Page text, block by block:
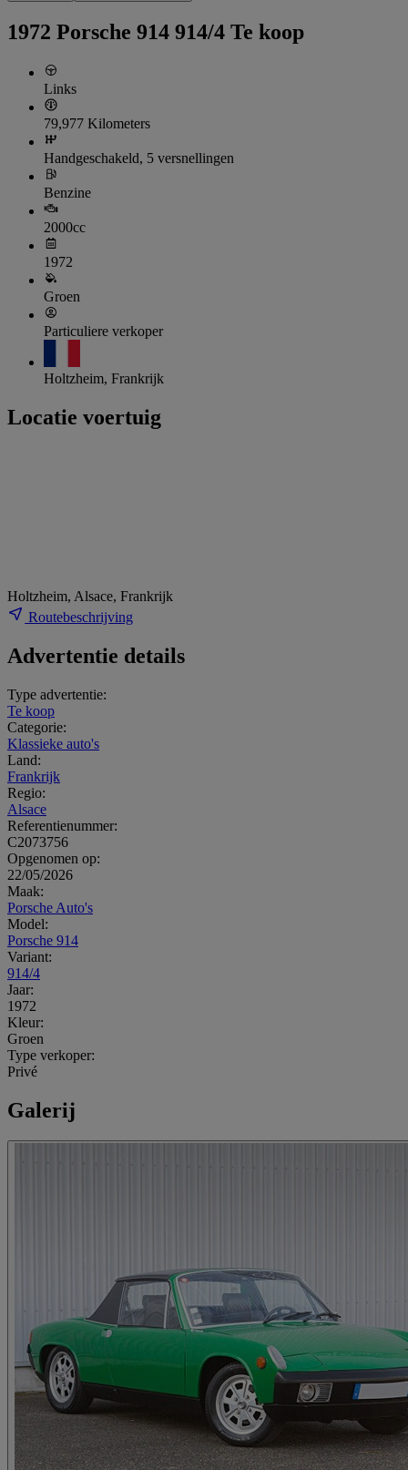
1972 Porsche 914 914/4 Te koop
Links
79,977 Kilometers
Handgeschakeld, 5 versnellingen
Benzine
2000cc
1972
Groen
Particuliere verkoper
Holtzheim, Frankrijk
Locatie voertuig
Holtzheim, Alsace, Frankrijk
Routebeschrijving
Advertentie details
Type advertentie:
Te koop
Categorie:
Klassieke auto's
Land:
Frankrijk
Regio:
Alsace
Referentienummer:
C2073756
Opgenomen op:
22/05/2026
Maak:
Porsche Auto's
Model:
Porsche 914
Variant:
914/4
Jaar:
1972
Kleur:
Groen
Type verkoper:
Privé
Galerij